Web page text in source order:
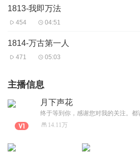
1813-我即万法
454 04:51
1814-万古第一人
471 05:03
主播信息
月下声花
14.11万